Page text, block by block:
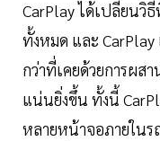
CarPlay ได้เปลี่ยนวิ
ทั้งหมด และ
กว่าที่เคยด้วยการผส
แน่นยิ่งขึ้น ทั้งนี้
หลายหน้าจอภายในร